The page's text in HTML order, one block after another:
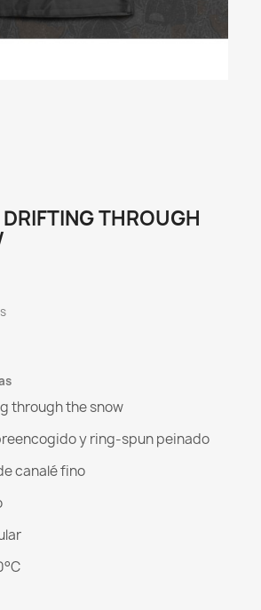
THROUGH
through the snow
y ring-spun peinado
canalé fino